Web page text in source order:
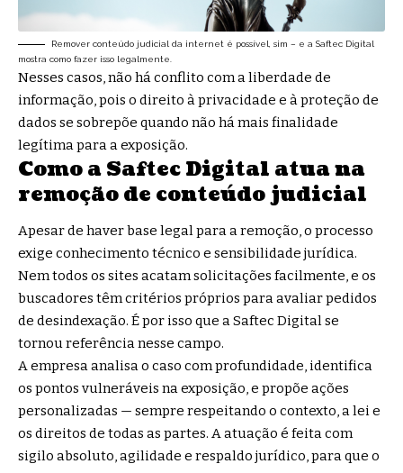
Remover conteúdo judicial da internet é possível, sim – e a Saftec Digital
mostra como fazer isso legalmente.
Nesses casos, não há conflito com a liberdade de
informação, pois o direito à privacidade e à proteção de
dados se sobrepõe quando não há mais finalidade
legítima para a exposição.
Como a Saftec Digital atua na
remoção de conteúdo judicial
Apesar de haver base legal para a remoção, o processo
exige conhecimento técnico e sensibilidade jurídica.
Nem todos os sites acatam solicitações facilmente, e os
buscadores têm critérios próprios para avaliar pedidos
de desindexação. É por isso que a Saftec Digital se
tornou referência nesse campo.
A empresa analisa o caso com profundidade, identifica
os pontos vulneráveis na exposição, e propõe ações
personalizadas — sempre respeitando o contexto, a lei e
os direitos de todas as partes. A atuação é feita com
sigilo absoluto, agilidade e respaldo jurídico, para que o